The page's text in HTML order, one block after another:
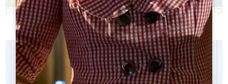
DIGITAL ESCAPADE
Capacità :6 persona/e